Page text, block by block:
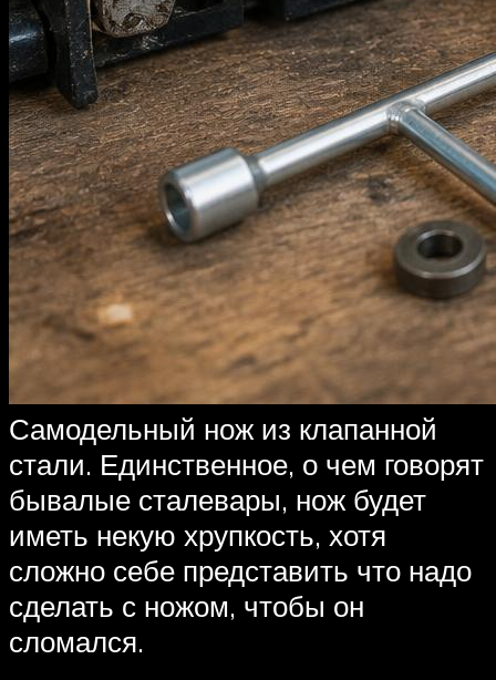
Самодельный нож из клапанной
стали. Единственное, о чем говорят
бывалые сталевары, нож будет
иметь некую хрупкость, хотя
сложно себе представить что надо
сделать с ножом, чтобы он
сломался.